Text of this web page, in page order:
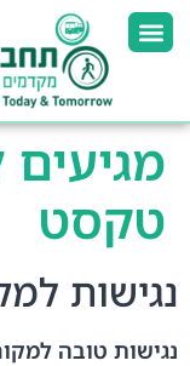
מגיעים
טקסט
נגישות
נגישות טובה